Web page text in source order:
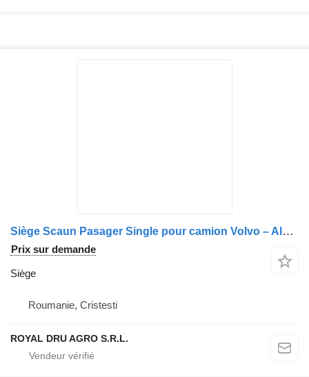
Siège Scaun Pasager Single pour camion Volvo – Albastru, Piese Auto Recondiționate
Prix sur demande
Siège
Roumanie, Cristesti
ROYAL DRU AGRO S.R.L.